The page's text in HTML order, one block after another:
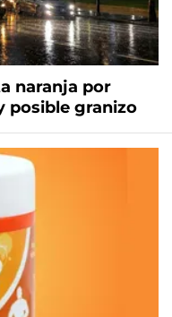
naranja por
posible granizo